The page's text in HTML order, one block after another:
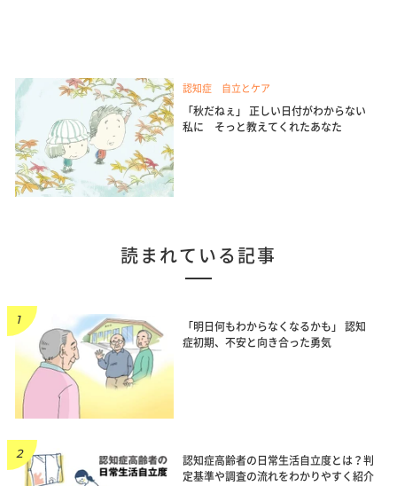
認知症 自立とケア
「秋だねぇ」 正しい日付がわからない
私に そっと教えてくれたあなた
読まれている記事
「明日何もわからなくなるかも」 認知
症初期、不安と向き合った勇気
認知症高齢者の日常生活自立度とは？判
定基準や調査の流れをわかりやすく紹介